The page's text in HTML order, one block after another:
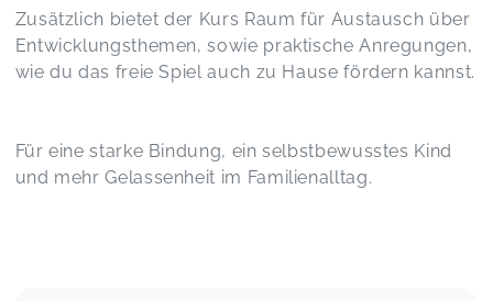
Zusätzlich bietet der Kurs Raum für Austausch über
Entwicklungsthemen, sowie praktische Anregungen,
wie du das freie Spiel auch zu Hause fördern kannst.
Für eine starke Bindung, ein selbstbewusstes Kind
und mehr Gelassenheit im Familienalltag.